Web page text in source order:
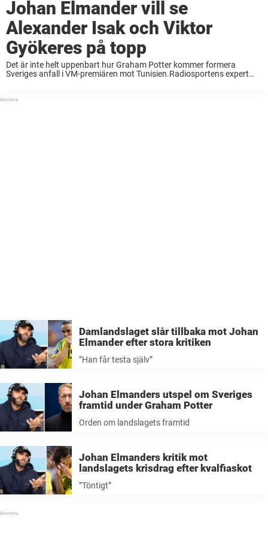
Johan Elmander vill se
Alexander Isak och Viktor
Gyökeres på topp
Det är inte helt uppenbart hur Graham Potter kommer formera
Sveriges anfall i VM-premiären mot Tunisien.Radiosportens expert
Damlandslaget slår tillbaka mot Johan
Elmander efter stora kritiken
”Han får testa själv”
Johan Elmanders utspel om Sveriges
framtid under Graham Potter
Orden om landslagets framtid
Johan Elmanders kritik mot
landslagets krisdrag efter kvalfiaskot
”Töntigt”